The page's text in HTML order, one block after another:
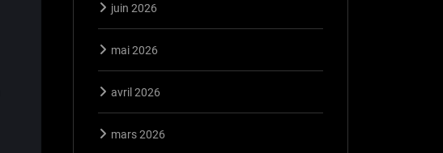
juin 2026
mai 2026
avril 2026
mars 2026